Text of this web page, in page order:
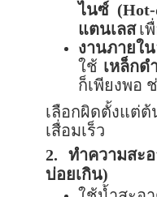
ไนซ์ (
แตนเลส เ
งานภายใ
ใช้ เหล็กด
ก็เพียงพอ
เลือกผิดตั้งแต่
เสื่อมเร็ว
2. ทำความสะ
บ่อยเกิน)